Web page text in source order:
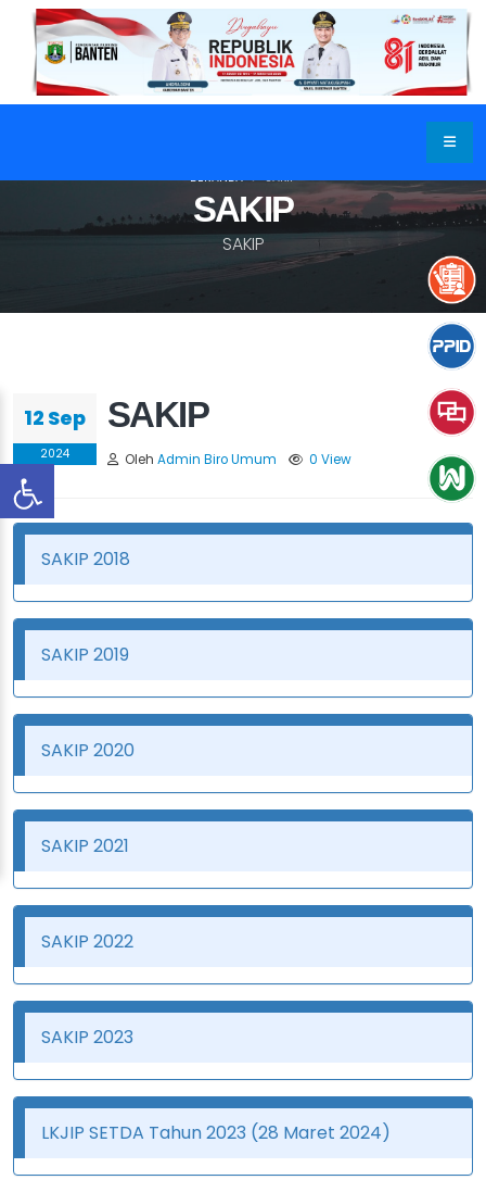
SAKIP
SAKIP
BERANDA SAKIP
12 Sep
2024
SAKIP
Oleh Admin Biro Umum 0 View
SAKIP 2018
SAKIP 2019
SAKIP 2020
SAKIP 2021
SAKIP 2022
SAKIP 2023
LKJIP SETDA Tahun 2023 (28 Maret 2024)